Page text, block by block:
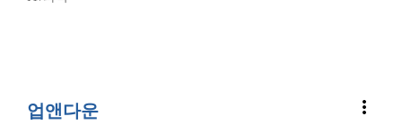
업앤다운 more_vert